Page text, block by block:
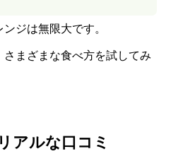
ジは無限大です。
まざまな食べ方を試してみ
アルな口コミ